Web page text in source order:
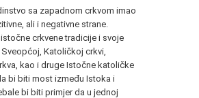
sa zapadnom crkvom imao
ali i negativne strane.
crkvene tradicije i svoje
Katoličkoj crkvi,
kao i druge Istočne katoličke
bi biti most između Istoka i
bi biti primjer da u jednoj